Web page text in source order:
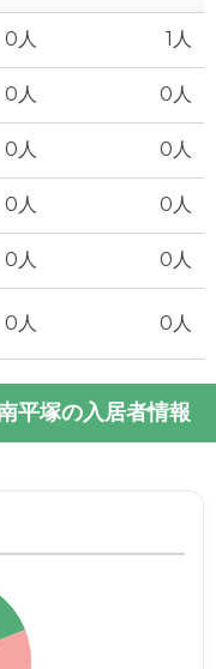
0人 1人
0人 0人
0人 0人
0人 0人
0人 0人
0人 0人
平塚の入居者情報